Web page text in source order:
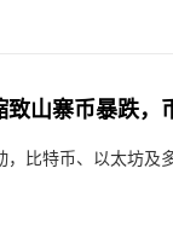
比特币、以太坊及